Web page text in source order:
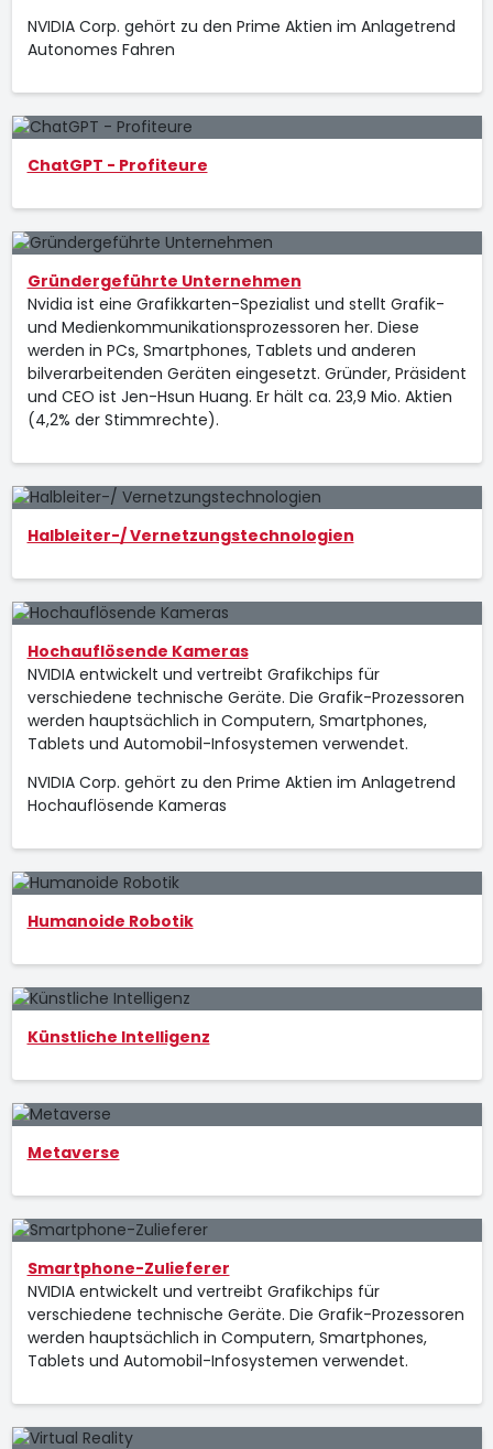
NVIDIA Corp. gehört zu den Prime Aktien im Anlagetrend
Autonomes Fahren
ChatGPT - Profiteure
Gründergeführte Unternehmen
Nvidia ist eine Grafikkarten-Spezialist und stellt Grafik-
und Medienkommunikationsprozessoren her. Diese
werden in PCs, Smartphones, Tablets und anderen
bilverarbeitenden Geräten eingesetzt. Gründer, Präsident
und CEO ist Jen-Hsun Huang. Er hält ca. 23,9 Mio. Aktien
(4,2% der Stimmrechte).
Halbleiter-/ Vernetzungstechnologien
Hochauflösende Kameras
NVIDIA entwickelt und vertreibt Grafikchips für
verschiedene technische Geräte. Die Grafik-Prozessoren
werden hauptsächlich in Computern, Smartphones,
Tablets und Automobil-Infosystemen verwendet.
NVIDIA Corp. gehört zu den Prime Aktien im Anlagetrend
Hochauflösende Kameras
Humanoide Robotik
Künstliche Intelligenz
Metaverse
Smartphone-Zulieferer
NVIDIA entwickelt und vertreibt Grafikchips für
verschiedene technische Geräte. Die Grafik-Prozessoren
werden hauptsächlich in Computern, Smartphones,
Tablets und Automobil-Infosystemen verwendet.